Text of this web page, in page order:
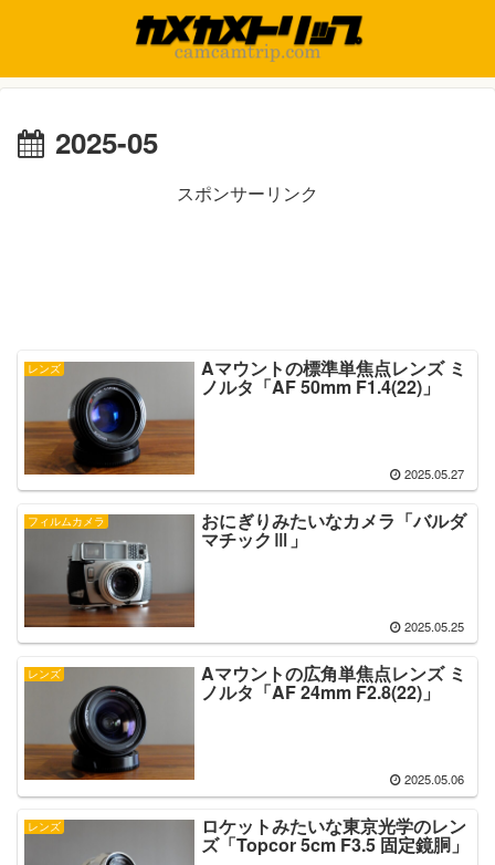
2025-05
スポンサーリンク
レンズ Aマウントの標準単焦点レンズ ミ
ノルタ「AF 50mm F1.4(22)」
2025.05.27
フィルムカメラ おにぎりみたいなカメラ「バルダ
マチックⅢ」
2025.05.25
レンズ Aマウントの広角単焦点レンズ ミ
ノルタ「AF 24mm F2.8(22)」
2025.05.06
レンズ ロケットみたいな東京光学のレン
ズ「Topcor 5cm F3.5 固定鏡胴」